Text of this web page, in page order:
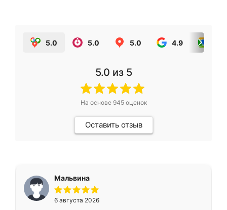
5.0 5.0 5.0 4.9
5.0 из 5
На основе 945оценок
Оставить отзыв
Мальвина
6 августа 2026